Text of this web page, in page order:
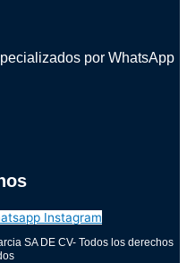
por WhatsApp
Instagram
SA DE CV- Todos los derechos